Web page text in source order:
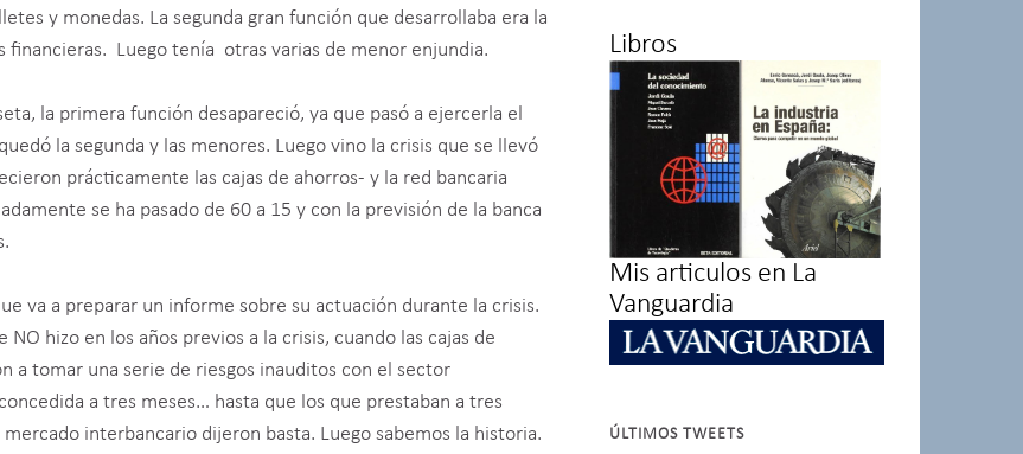
y monedas. La segunda gran función que desarrollaba era la
Luego tenía otras varias de menor enjundia.
la primera función desapareció, ya que pasó a ejercerla el
la segunda y las menores. Luego vino la crisis que se llevó
prácticamente las cajas de ahorros- y la red bancaria
se ha pasado de 60 a 15 y con la previsión de la banca
va a preparar un informe sobre su actuación durante la crisis.
hizo en los años previos a la crisis, cuando las cajas de
a tomar una serie de riesgos inauditos con el sector
a tres meses… hasta que los que prestaban a tres
interbancario dijeron basta. Luego sabemos la historia.
Libros
Mis articulos en La
Vanguardia
ÚLTIMOS TWEETS